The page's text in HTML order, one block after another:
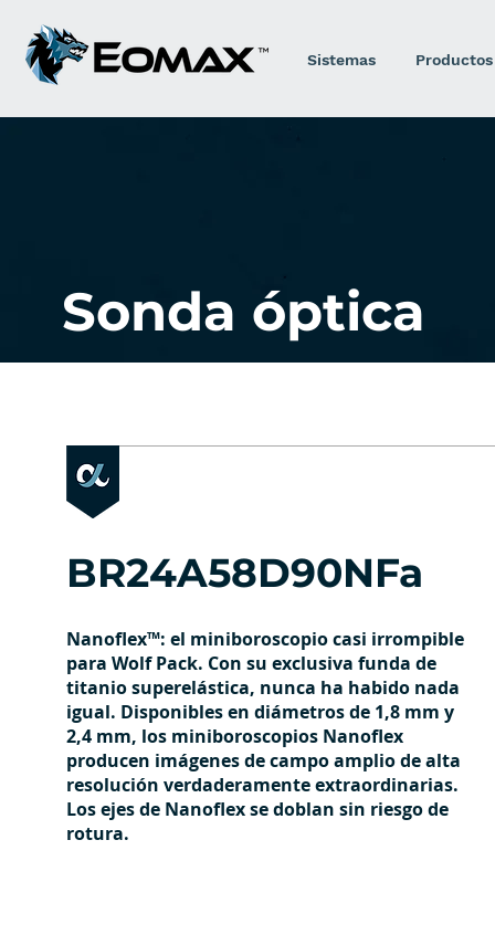
Sistemas Productos
Sonda óptica
BR24A58D90NFa
Nanoflex™: el miniboroscopio casi irrompible
para Wolf Pack. Con su exclusiva funda de
titanio superelástica, nunca ha habido nada
igual. Disponibles en diámetros de 1,8 mm y
2,4 mm, los miniboroscopios Nanoflex
producen imágenes de campo amplio de alta
resolución verdaderamente extraordinarias.
Los ejes de Nanoflex se doblan sin riesgo de
rotura.